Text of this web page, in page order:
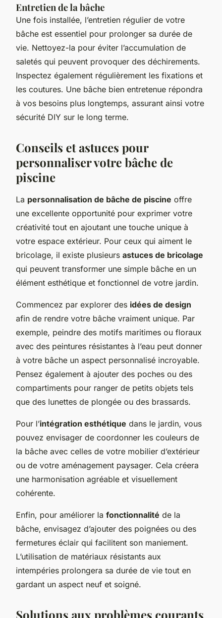
Entretien de la bâche
Une fois installée, l’entretien régulier de votre
bâche est essentiel pour prolonger sa durée de
vie. Nettoyez-la pour éviter l’accumulation de
saletés qui peuvent provoquer des déchirements.
Inspectez également régulièrement les fixations et
les coutures. Une bâche bien entretenue répondra
à vos besoins plus longtemps, assurant ainsi votre
sécurité DIY sur le long terme.
Conseils et astuces pour
personnaliser votre bâche de
piscine
La personnalisation de bâche de piscine offre
une excellente opportunité pour exprimer votre
créativité tout en ajoutant une touche unique à
votre espace extérieur. Pour ceux qui aiment le
bricolage, il existe plusieurs astuces de bricolage
qui peuvent transformer une simple bâche en un
élément esthétique et fonctionnel de votre jardin.
Commencez par explorer des idées de design
afin de rendre votre bâche vraiment unique. Par
exemple, peindre des motifs maritimes ou floraux
avec des peintures résistantes à l’eau peut donner
à votre bâche un aspect personnalisé incroyable.
Pensez également à ajouter des poches ou des
compartiments pour ranger de petits objets tels
que des lunettes de plongée ou des brassards.
Pour l’intégration esthétique dans le jardin, vous
pouvez envisager de coordonner les couleurs de
la bâche avec celles de votre mobilier d’extérieur
ou de votre aménagement paysager. Cela créera
une harmonisation agréable et visuellement
cohérente.
Enfin, pour améliorer la fonctionnalité de la
bâche, envisagez d’ajouter des poignées ou des
fermetures éclair qui facilitent son maniement.
L’utilisation de matériaux résistants aux
intempéries prolongera sa durée de vie tout en
gardant un aspect neuf et soigné.
Solutions aux problèmes courants